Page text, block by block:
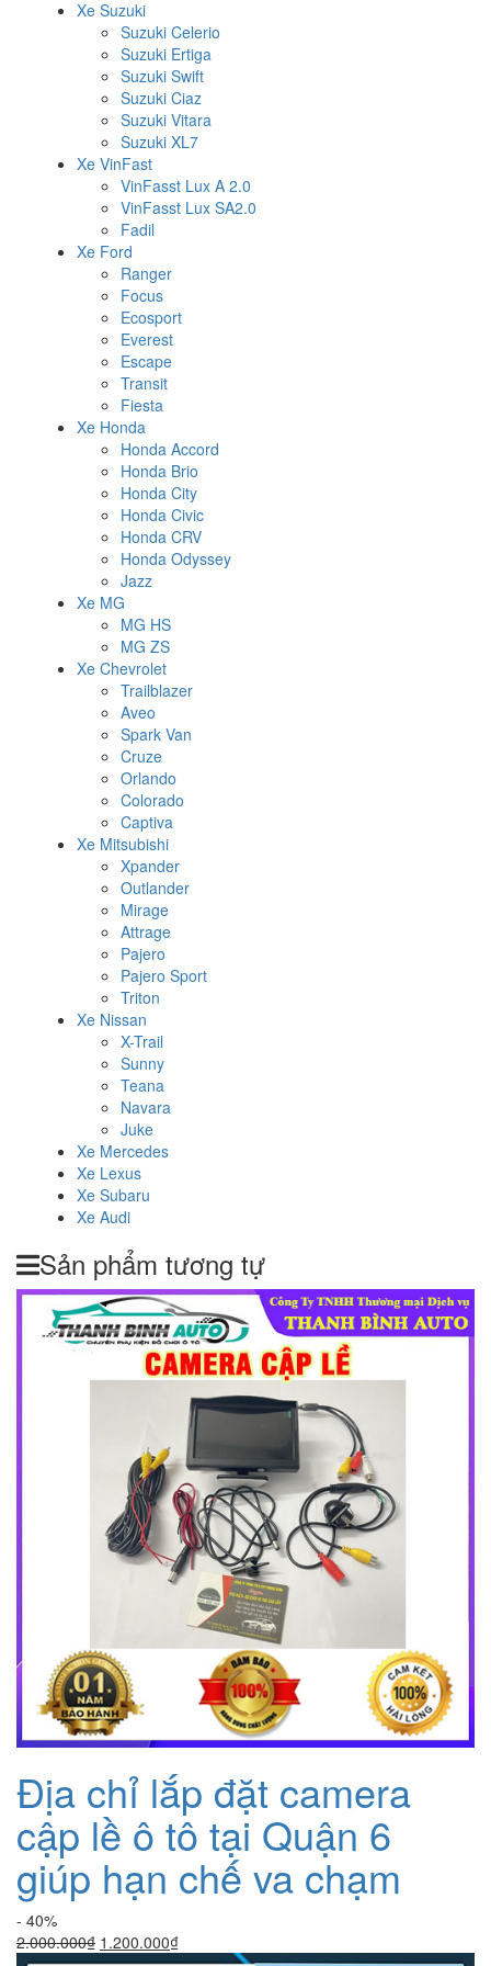
Xe Suzuki
Suzuki Celerio
Suzuki Ertiga
Suzuki Swift
Suzuki Ciaz
Suzuki Vitara
Suzuki XL7
Xe VinFast
VinFasst Lux A 2.0
VinFasst Lux SA2.0
Fadil
Xe Ford
Ranger
Focus
Ecosport
Everest
Escape
Transit
Fiesta
Xe Honda
Honda Accord
Honda Brio
Honda City
Honda Civic
Honda CRV
Honda Odyssey
Jazz
Xe MG
MG HS
MG ZS
Xe Chevrolet
Trailblazer
Aveo
Spark Van
Cruze
Orlando
Colorado
Captiva
Xe Mitsubishi
Xpander
Outlander
Mirage
Attrage
Pajero
Pajero Sport
Triton
Xe Nissan
X-Trail
Sunny
Teana
Navara
Juke
Xe Mercedes
Xe Lexus
Xe Subaru
Xe Audi
Sản phẩm tương tự
Địa chỉ lắp đặt camera
cập lề ô tô tại Quận 6
giúp hạn chế va chạm
- 40%
2.000.000₫ Giá
1.200.000₫Giá